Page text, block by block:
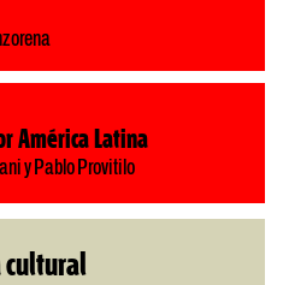
América Latina
y Pablo Provitilo
cultural